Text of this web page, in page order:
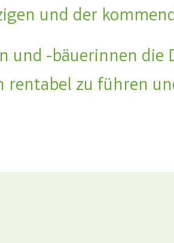
und der
und -bäuerinnen die
rentabel zu führen